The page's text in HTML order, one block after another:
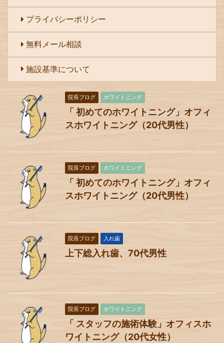
プライバシーポリシー
無料メール相談
施設基準について
院長ブログ ホワイトニング
「 初めてのホワイトニング」オフィ
スホワイトニング（20代男性）
院長ブログ ホワイトニング
「 初めてのホワイトニング」オフィ
スホワイトニング（20代男性）
院長ブログ 入れ歯
上下総入れ歯、70代男性
院長ブログ ホワイトニング
「 スタッフの施術体験」オフィスホ
ワイトニング（20代女性）